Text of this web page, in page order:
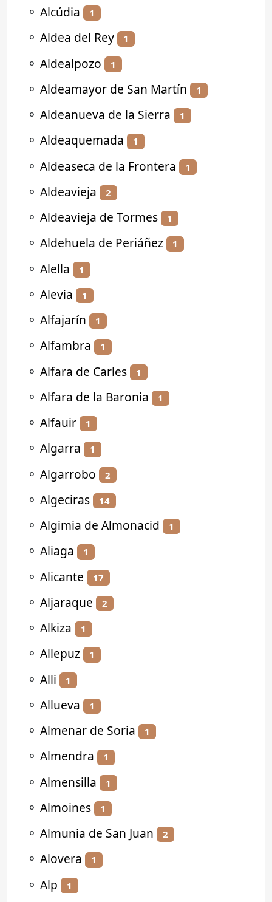
⚬ Alcúdia 1
⚬ Aldea del Rey 1
⚬ Aldealpozo 1
⚬ Aldeamayor de San Martín 1
⚬ Aldeanueva de la Sierra 1
⚬ Aldeaquemada 1
⚬ Aldeaseca de la Frontera 1
⚬ Aldeavieja 2
⚬ Aldeavieja de Tormes 1
⚬ Aldehuela de Periáñez 1
⚬ Alella 1
⚬ Alevia 1
⚬ Alfajarín 1
⚬ Alfambra 1
⚬ Alfara de Carles 1
⚬ Alfara de la Baronia 1
⚬ Alfauir 1
⚬ Algarra 1
⚬ Algarrobo 2
⚬ Algeciras 14
⚬ Algimia de Almonacid 1
⚬ Aliaga 1
⚬ Alicante 17
⚬ Aljaraque 2
⚬ Alkiza 1
⚬ Allepuz 1
⚬ Alli 1
⚬ Allueva 1
⚬ Almenar de Soria 1
⚬ Almendra 1
⚬ Almensilla 1
⚬ Almoines 1
⚬ Almunia de San Juan 2
⚬ Alovera 1
⚬ Alp 1